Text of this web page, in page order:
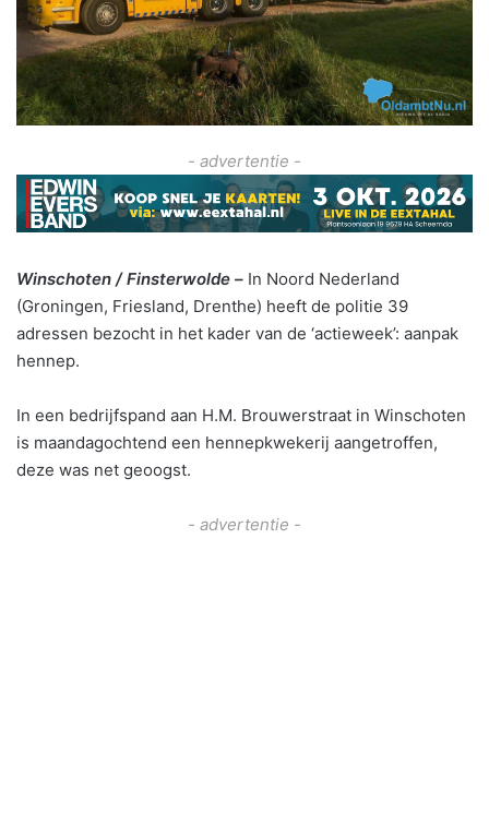
- advertentie -
Winschoten / Finsterwolde – In Noord Nederland
(Groningen, Friesland, Drenthe) heeft de politie 39
adressen bezocht in het kader van de ‘actieweek’: aanpak
hennep.
In een bedrijfspand aan H.M. Brouwerstraat in Winschoten
is maandagochtend een hennepkwekerij aangetroffen,
deze was net geoogst.
- advertentie -